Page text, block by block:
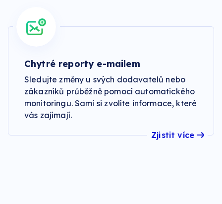
Chytré reporty e-mailem
Sledujte změny u svých dodavatelů nebo
zákazníků průběžně pomocí automatického
monitoringu. Sami si zvolíte informace, které
vás zajímají.
Zjistit více